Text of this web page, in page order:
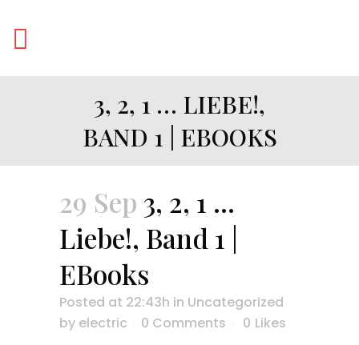
3, 2, 1 … LIEBE!,
BAND 1 | EBOOKS
29 Sep 3, 2, 1 …
Liebe!, Band 1 |
EBooks
Posted at 22:43h in Uncategorized
by electric 0 Comments 0 Likes